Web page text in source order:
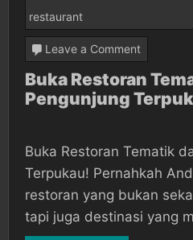
restaurant
Leave a Commenton
Buka
Restoran
Buat
Terpukau!
Buka Restoran
Pengunjung
Buka Restoran Tematik
Terpukau! Pernahkah
restoran yang bukan
tapi juga destinasi yang